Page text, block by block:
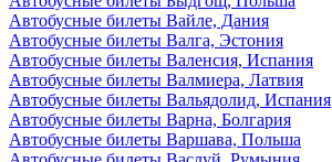
Автобусные билеты Вайле, Дания
Автобусные билеты Валга, Эстония
Автобусные билеты Валенсия, Испания
Автобусные билеты Валмиера, Латвия
Автобусные билеты Вальядолид, Испания
Автобусные билеты Варна, Болгария
Автобусные билеты Варшава, Польша